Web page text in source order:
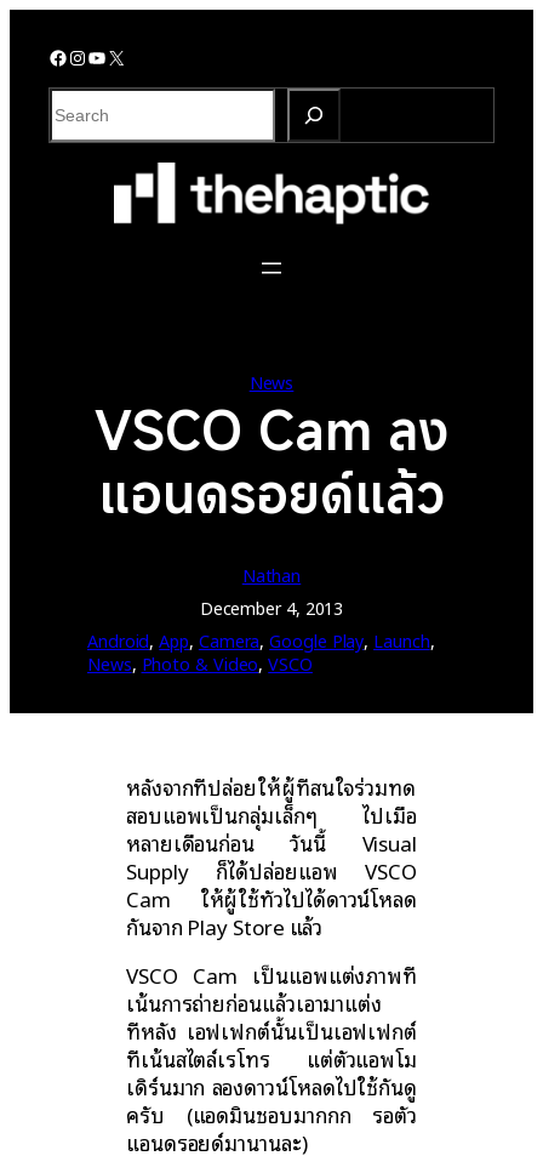
Facebook InstagramYouTube X
S
e
News
VSCO Cam ลง
แอนดรอยด์แล้ว
Nathan
December 4, 2013
Android, App, Camera, Google Play, Launch
News, Photo & Video, VSCO
หลังจากที่ปล่อยให้ผู้ที่สนใจร่วมทด
สอบแอพเป็นกลุ่มเล็กๆ ไปเมื่อ
หลายเดือนก่อน วันนี้ Visual
Supply ก็ได้ปล่อยแอพ VSCO
Cam ให้ผู้ใช้ทั่วไปได้ดาวน์โหลด
กันจาก Play Store แล้ว
VSCO Cam เป็นแอพแต่งภาพที่
เน้นการถ่ายก่อนแล้วเอามาแต่ง
ทีหลัง เอฟเฟกต์นั้นเป็นเอฟเฟกต์
ที่เน้นสไตล์เรโทร แต่ตัวแอพโม
เดิร์นมาก ลองดาวน์โหลดไปใช้กันดู
ครับ (แอดมินชอบมากกก รอตัว
แอนดรอยด์มานานละ)